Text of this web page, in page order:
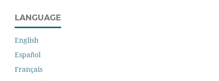
LANGUAGE
English
Español
Français